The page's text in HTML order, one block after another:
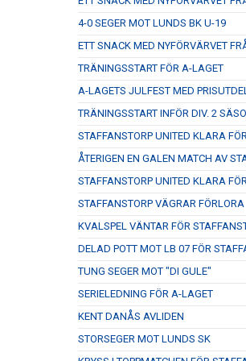
4-0 SEGER MOT LUNDS BK U-19
ETT SNACK MED NYFÖRVÄRVET
TRÄNINGSSTART FÖR A-LAGET
A-LAGETS JULFEST MED
TRÄNINGSSTART INFÖR DIV. 2
STAFFANSTORP UNITED KLARA
ÅTERIGEN EN GALEN MATCH AV
STAFFANSTORP UNITED KLARA
STAFFANSTORP VÄGRAR FÖRLORA
KVALSPEL VÄNTAR FÖR
DELAD POTT MOT LB 07 FÖR
TUNG SEGER MOT "DI GULE"
SERIELEDNING FÖR A-LAGET
KENT DANÅS AVLIDEN
STORSEGER MOT LUNDS SK